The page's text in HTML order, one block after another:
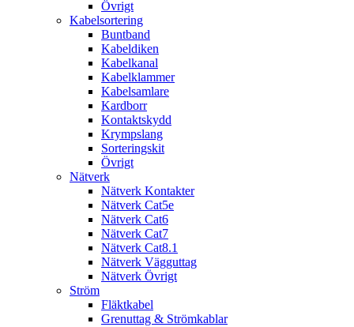
Övrigt
Kabelsortering
Buntband
Kabeldiken
Kabelkanal
Kabelklammer
Kabelsamlare
Kardborr
Kontaktskydd
Krympslang
Sorteringskit
Övrigt
Nätverk
Nätverk Kontakter
Nätverk Cat5e
Nätverk Cat6
Nätverk Cat7
Nätverk Cat8.1
Nätverk Vägguttag
Nätverk Övrigt
Ström
Fläktkabel
Grenuttag & Strömkablar